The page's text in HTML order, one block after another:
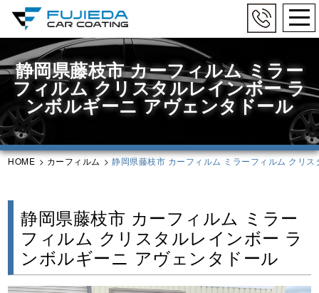
to
main
content
静岡県藤枝市 カーフィルム ミラー
フィルム クリスタルレインボー ラ
ンボルギーニ アヴェンタドール
HOME > カーフィルム >静岡県藤枝市 カーフィルム ミラーフィルム クリ
静岡県藤枝市 カーフィルム ミラー
フィルム クリスタルレインボー ラ
ンボルギーニ アヴェンタドール